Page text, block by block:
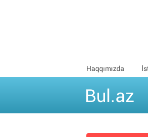
Haqqımızda
Bul.az